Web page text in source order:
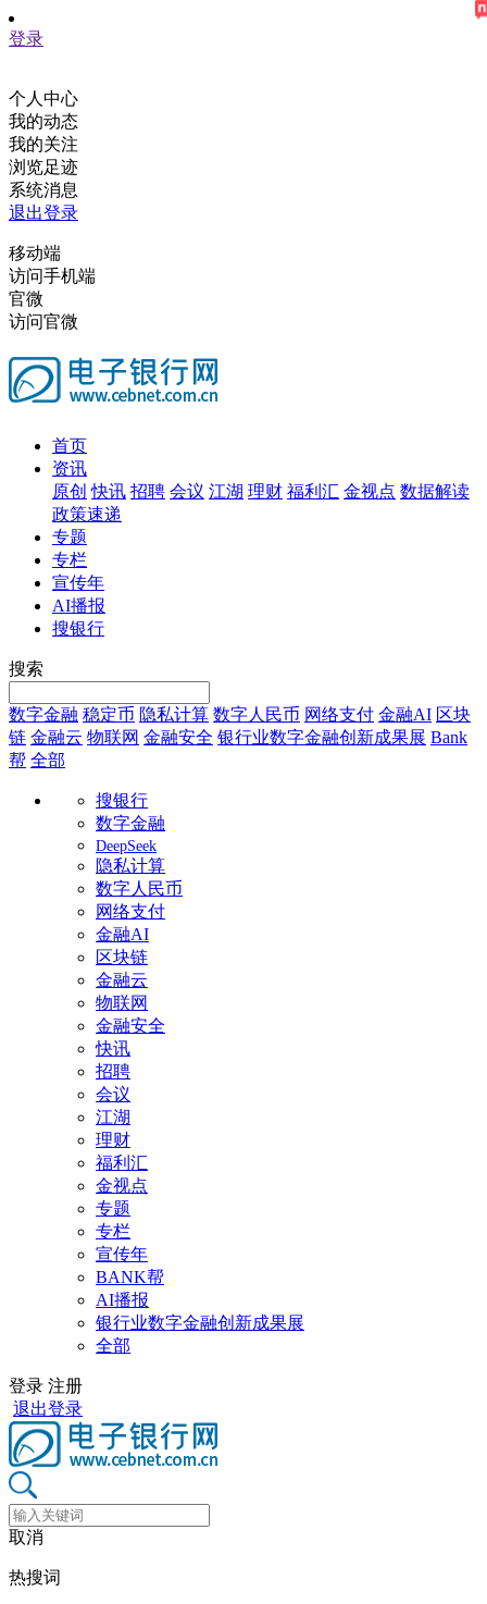
登录
个人中心
我的动态
我的关注
浏览足迹
系统消息
退出登录
移动端
访问手机端
官微
访问官微
首页
资讯
原创 快讯 招聘 会议 江湖 理财 福利汇 金视点 数据解读
政策速递
专题
专栏
宣传年
AI播报
搜银行
搜索
数字金融 稳定币 隐私计算 数字人民币 网络支付 金融AI 区块
链 金融云 物联网 金融安全 银行业数字金融创新成果展 Bank
帮 全部
搜银行
数字金融
DeepSeek
隐私计算
数字人民币
网络支付
金融AI
区块链
金融云
物联网
金融安全
快讯
招聘
会议
江湖
理财
福利汇
金视点
专题
专栏
宣传年
BANK帮
AI播报
银行业数字金融创新成果展
全部
登录 注册
退出登录
取消
热搜词